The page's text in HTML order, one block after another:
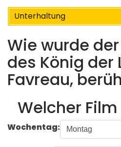
Unterhaltung
Wie wurde
des König der
Favreau,
Welcher Film
Wochentag: